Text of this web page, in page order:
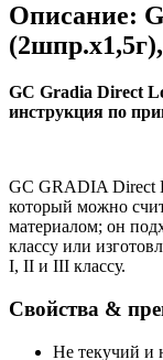
Описание:
GC Gradia Direct
инструкция по
GC GRADIA Direct
который можно
материалом; он
классу или
I, II и III классу.
Свойства &
Не текучий и